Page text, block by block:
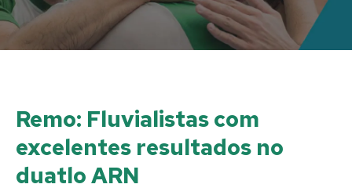
Remo: Fluvialistas com
excelentes resultados no
duatlo ARN